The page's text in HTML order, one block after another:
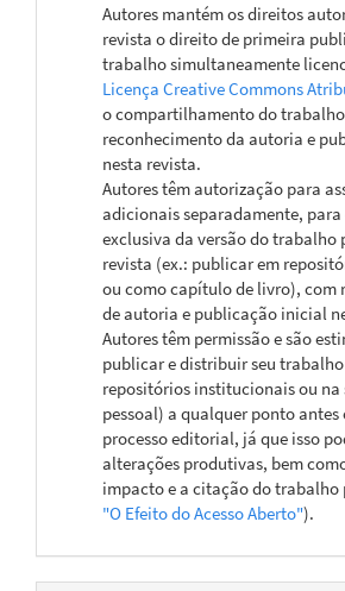
Autores mantém os direitos
revista o direito de primeira
trabalho simultaneamente
Licença Creative Commons
o compartilhamento do
reconhecimento da autoria e
nesta revista.
Autores têm autorização para
adicionais separadamente,
exclusiva da versão do trabalho
revista (ex.: publicar em
ou como capítulo de livro), com
de autoria e publicação inicial
Autores têm permissão e são
publicar e distribuir seu
repositórios institucionais ou na
pessoal) a qualquer ponto
processo editorial, já que isso
alterações produtivas, bem
impacto e a citação do trabalho
"O Efeito do Acesso Aberto").